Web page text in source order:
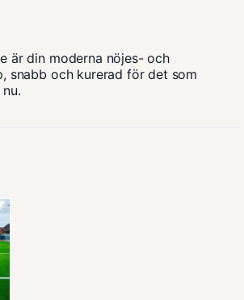
är din moderna nöjes- och
snabb och kurerad för det som